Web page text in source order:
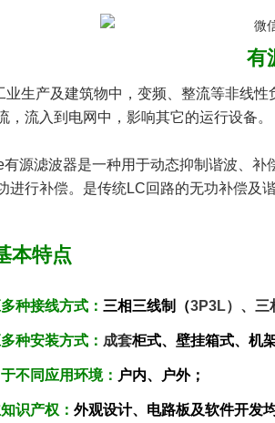
有
业生产及建筑物中，变频、整流等非线
， 流入到电网
滤波器是一种用于动态抑制谐波、补
进行补偿。是传统LC回路的无功补偿及
本特点
种接线方式： 三相三线制（3P3L）、三
种安装方式： 成套柜式、壁挂箱式、
不同应用环境： 户内、
识产权： 外观设计、电路板及软件开发